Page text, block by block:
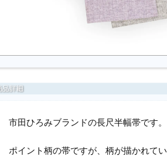
市田ひろみブランドの長尺半幅帯です。
ポイント柄の帯ですが、柄が描かれて